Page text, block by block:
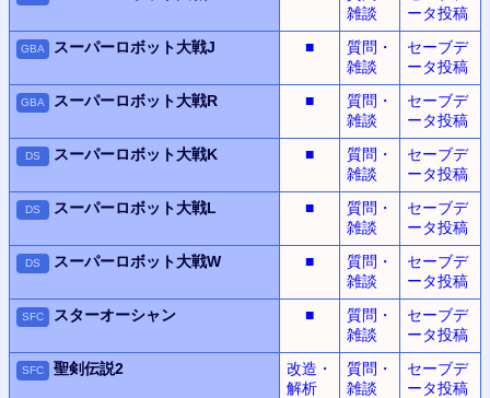
雑談
ータ投稿
GBA スーパーロボット大戦J ■
質問・
雑談
セーブデ
ータ投稿
GBA スーパーロボット大戦R ■
質問・
雑談
セーブデ
ータ投稿
DS スーパーロボット大戦K ■
質問・
雑談
セーブデ
ータ投稿
DS スーパーロボット大戦L ■
質問・
雑談
セーブデ
ータ投稿
DS スーパーロボット大戦W ■
質問・
雑談
セーブデ
ータ投稿
SFC スターオーシャン ■
質問・
雑談
セーブデ
ータ投稿
SFC 聖剣伝説2
改造・
解析
質問・
雑談
セーブデ
ータ投稿